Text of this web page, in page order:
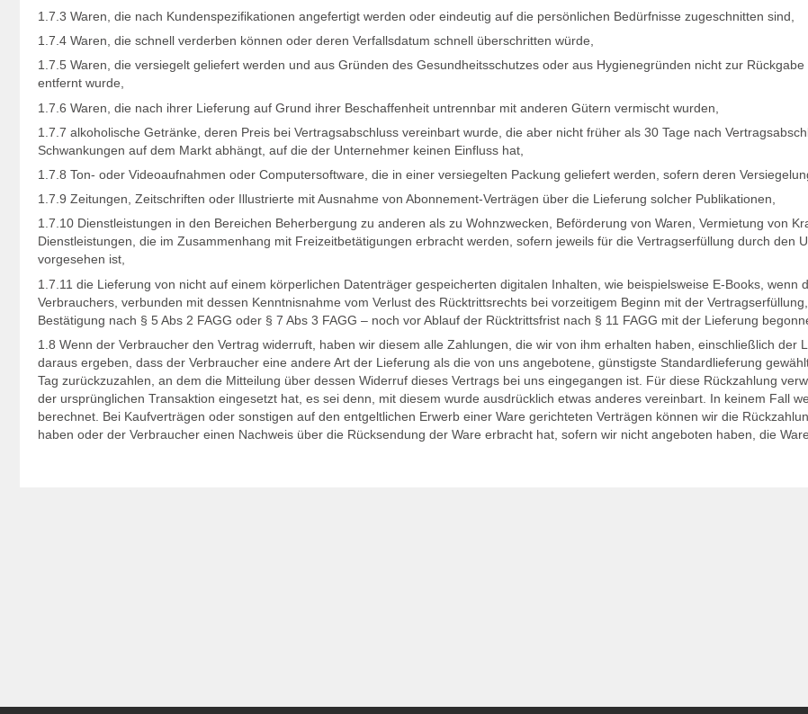
1.7.3 Waren, die nach Kundenspezifikationen angefertigt werden oder eindeutig auf die persönlichen Bedürfnisse zugeschnitten sind,
1.7.4 Waren, die schnell verderben können oder deren Verfallsdatum schnell überschritten würde,
1.7.5 Waren, die versiegelt geliefert werden und aus Gründen des Gesundheitsschutzes oder aus Hygienegründen nicht zur
entfernt wurde,
1.7.6 Waren, die nach ihrer Lieferung auf Grund ihrer Beschaffenheit untrennbar mit anderen Gütern vermischt wurden,
1.7.7 alkoholische Getränke, deren Preis bei Vertragsabschluss vereinbart wurde, die aber nicht früher als 30 Tage nach
Schwankungen auf dem Markt abhängt, auf die der Unternehmer keinen Einfluss hat,
1.7.8 Ton- oder Videoaufnahmen oder Computersoftware, die in einer versiegelten Packung geliefert werden, sofern deren
1.7.9 Zeitungen, Zeitschriften oder Illustrierte mit Ausnahme von Abonnement-Verträgen über die Lieferung solcher Publikationen,
1.7.10 Dienstleistungen in den Bereichen Beherbergung zu anderen als zu Wohnzwecken, Beförderung von Waren, Vermietung von
Dienstleistungen, die im Zusammenhang mit Freizeitbetätigungen erbracht werden, sofern jeweils für die Vertragserfüllung durch den
vorgesehen ist,
1.7.11 die Lieferung von nicht auf einem körperlichen Datenträger gespeicherten digitalen Inhalten, wie beispielsweise E-Books,
Verbrauchers, verbunden mit dessen Kenntnisnahme vom Verlust des Rücktrittsrechts bei vorzeitigem Beginn mit der
Bestätigung nach § 5 Abs 2 FAGG oder § 7 Abs 3 FAGG – noch vor Ablauf der Rücktrittsfrist nach § 11 FAGG mit der Lieferung
1.8 Wenn der Verbraucher den Vertrag widerruft, haben wir diesem alle Zahlungen, die wir von ihm erhalten haben, einschließlich der
daraus ergeben, dass der Verbraucher eine andere Art der Lieferung als die von uns angebotene, günstigste Standardlieferung
Tag zurückzuzahlen, an dem die Mitteilung über dessen Widerruf dieses Vertrags bei uns eingegangen ist. Für diese Rückzahlung
der ursprünglichen Transaktion eingesetzt hat, es sei denn, mit diesem wurde ausdrücklich etwas anderes vereinbart. In keinem Fall
berechnet. Bei Kaufverträgen oder sonstigen auf den entgeltlichen Erwerb einer Ware gerichteten Verträgen können wir die
haben oder der Verbraucher einen Nachweis über die Rücksendung der Ware erbracht hat, sofern wir nicht angeboten haben, die